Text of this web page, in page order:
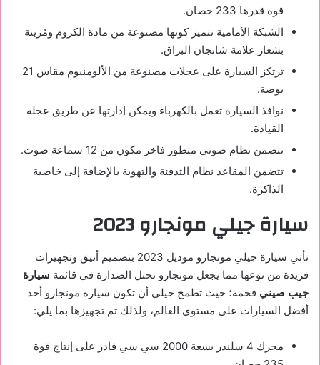
قوة قدرها 233 حصان.
الشبكة الأمامية تتميز كونها مصنوعة من مادة الكروم ومُزينة
بشعار علامة شانجان البراق.
ترتكز السيارة على عجلات مصنوعة من الألومنيوم مقاس 21
بوصة.
نوافذ السيارة تعمل بالكهرباء ويمكن إدارتها عن طريق عجلة
القيادة.
تتضمن نظام صوتي متطور فاخر مكون من 12 سماعة صوت.
تتضمن المقاعد نظام التدفئة والتهوية بالإضافة إلى خاصية
الذاكرة.
سيارة جيلي مونجارو 2023
تأتي سيارة جيلي مونجارو موديل 2023 بتصميم أنيق وتجهيزات
فريدة من نوعها مما يجعل مونجارو تحتل الصدارة في قائمة سيارة
جيب صيني فخمة؛ حيث تطمح جيلي أن تكون سيارة مونجارو أحد
أفضل السيارات على مستوى العالم، ولذلك تم تجهيزها بما يلي:
محرك 4 سلندر بسعة 2000 سي سي قادر على إنتاج قوة